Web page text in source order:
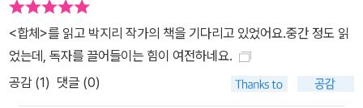
후에야 살인자가 되는 망상에서 벗어날 수 있었다. 아빠는 평생 폭력
과 의처증으로 온 가족을 불길 속 공포로 몰아넣으며 살았는데 죽음
을 무릅쓰고 열여섯 명 목숨을 구한 소방 영웅이 되어 하루아침에 온
국민의 존경을 받는 존재가 된다. 엄마는 자신이 당하는 폭력을 숨기
<합체>를 읽고 박지리 작가의 책을 기다리고 있었어요.중간 정도 읽
었는데, 독자를 끌어들이는 힘이 여전하네요.
공감 (1) 댓글 (0)